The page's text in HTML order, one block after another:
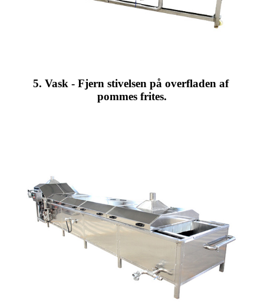
5. Vask - Fjern stivelsen på overfladen af ​​
pommes frites.